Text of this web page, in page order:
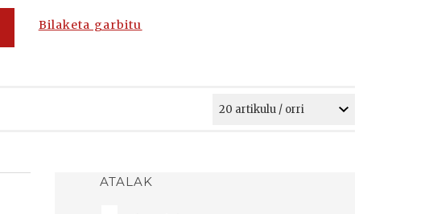
Bilaketa garbitu
ATALAK